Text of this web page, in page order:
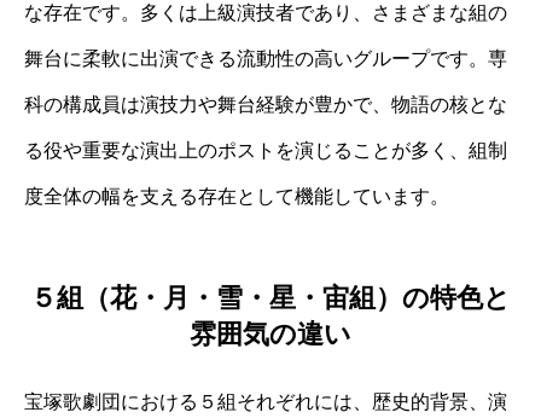
な存在です。多くは上級演技者であり、さまざまな組の
舞台に柔軟に出演できる流動性の高いグループです。専
科の構成員は演技力や舞台経験が豊かで、物語の核とな
る役や重要な演出上のポストを演じることが多く、組制
度全体の幅を支える存在として機能しています。
５組（花・月・雪・星・宙組）の特色と
雰囲気の違い
宝塚歌劇団における５組それぞれには、歴史的背景、演